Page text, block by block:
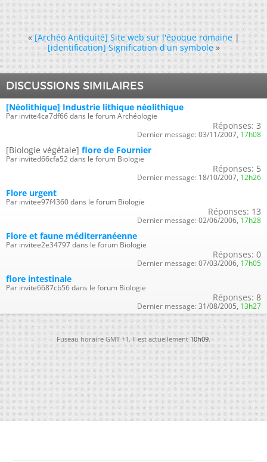
« [Archéo Antiquité] Site web sur l'époque romaine|
[identification] Signification d'un symbole »
DISCUSSIONS SIMILAIRES
[Néolithique] Industrie lithique néolithique
Par invite4ca7df66 dans le forum Archéologie
Réponses: 3
Dernier message: 03/11/2007, 17h08
[Biologie végétale] flore de Fournier
Par invited66cfa52 dans le forum Biologie
Réponses: 5
Dernier message: 18/10/2007, 12h26
Flore urgent
Par invitee97f4360 dans le forum Biologie
Réponses: 13
Dernier message: 02/06/2006, 17h28
Flore et faune méditerranéenne
Par invitee2e34797 dans le forum Biologie
Réponses: 0
Dernier message: 07/03/2006, 17h05
flore intestinale
Par invite6687cb56 dans le forum Biologie
Réponses: 8
Dernier message: 31/08/2005, 13h27
Fuseau horaire GMT +1. Il est actuellement10h09.